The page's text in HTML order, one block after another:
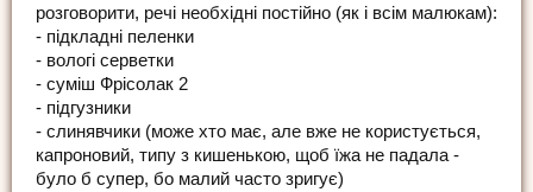
розговорити, речі необхідні постійно (як і всім малюкам):
- підкладні пеленки
- вологі серветки
- суміш Фрісолак 2
- підгузники
- слинявчики (може хто має, але вже не користується,
капроновий, типу з кишенькою, щоб їжа не падала -
було б супер, бо малий часто зригує)